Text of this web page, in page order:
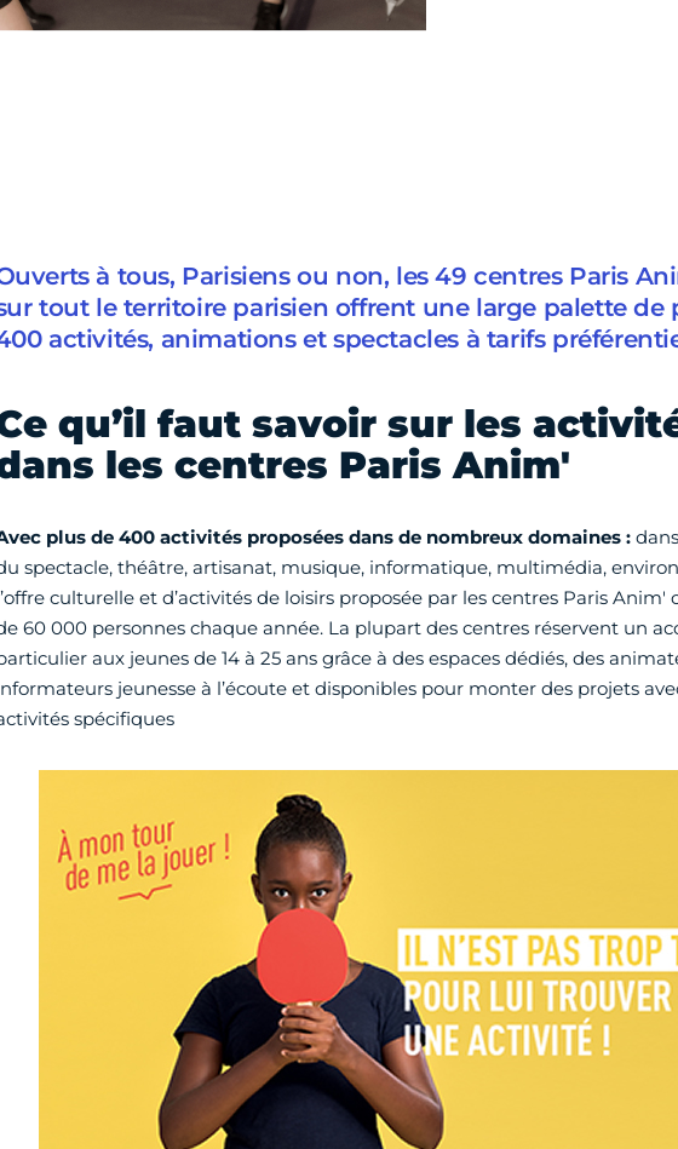
à tous, Parisiens ou non, les 49 centres Paris
tout le territoire parisien offrent une large palette de
activités, animations et spectacles à tarifs
qu’il faut savoir sur les
les centres Paris Anim'
plus de 400 activités proposées dans de nombreux domaines :
spectacle, théâtre, artisanat, musique, informatique, multimédia,
culturelle et d’activités de loisirs proposée par les centres Paris Anim'
60 000 personnes chaque année. La plupart des centres réservent un
aux jeunes de 14 à 25 ans grâce à des espaces dédiés, des
jeunesse à l’écoute et disponibles pour monter des projets
spécifiques